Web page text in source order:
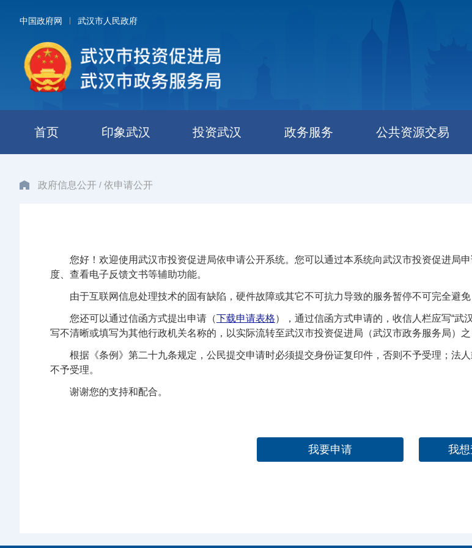
中国政府网 武汉市人民政府
首页 印象武汉 投资武汉 政务服务 公共资源交易
政府信息公开 / 依申请公开
您好！欢迎使用武汉市投资促进局依申请公开系统。您可以通过本系统向武汉市投资促进局
度、查看电子反馈文书等辅助功能。
由于互联网信息处理技术的固有缺陷，硬件故障或其它不可抗力导致的服务暂停不可完全避
您还可以通过信函方式提出申请（下载申请表格），通过信函方式申请的，收信人栏应写“武
写不清晰或填写为其他行政机关名称的，以实际流转至武汉市投资促进局（武汉市政务服务局）之
根据《条例》第二十九条规定，公民提交申请时必须提交身份证复印件，否则不予受理；法
不予受理。
谢谢您的支持和配合。
我要申请 我